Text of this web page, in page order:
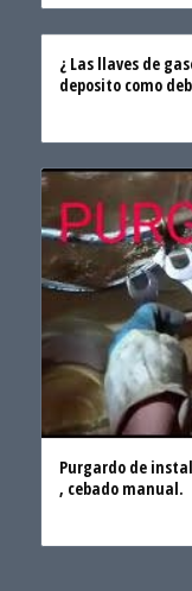
¿ Las llaves de
deposito como
Purgardo de
, cebado manual.